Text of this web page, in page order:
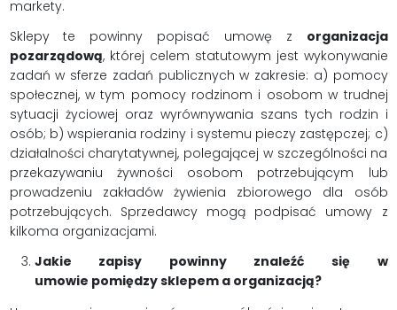
markety.
Sklepy te powinny popisać umowę z organizacja
pozarządową, której celem statutowym jest wykonywanie
zadań w sferze zadań publicznych w zakresie: a) pomocy
społecznej, w tym pomocy rodzinom i osobom w trudnej
sytuacji życiowej oraz wyrównywania szans tych rodzin i
osób; b) wspierania rodziny i systemu pieczy zastępczej; c)
działalności charytatywnej, polegającej w szczególności na
przekazywaniu żywności osobom potrzebującym lub
prowadzeniu zakładów żywienia zbiorowego dla osób
potrzebujących. Sprzedawcy mogą podpisać umowy z
kilkoma organizacjami.
Jakie zapisy powinny znaleźć się w
umowie pomiędzy sklepem a organizacją?